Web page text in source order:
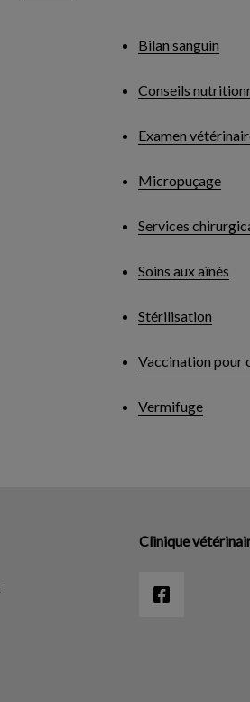
Bilan sanguin
Conseils
Examen
Micropuçage
Services
Soins aux aînés
Stérilisation
Vaccination pour
Vermifuge
Clinique